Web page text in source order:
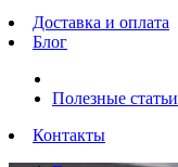
Доставка и оплата
Блог
Полезные статьи
Контакты